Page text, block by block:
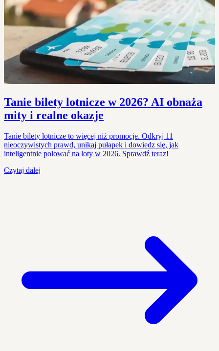
Tanie bilety lotnicze w 2026? AI obnaża
mity i realne okazje
Tanie bilety lotnicze to więcej niż promocje. Odkryj 11
nieoczywistych prawd, unikaj pułapek i dowiedz się, jak
inteligentnie polować na loty w 2026. Sprawdź teraz!
Czytaj dalej